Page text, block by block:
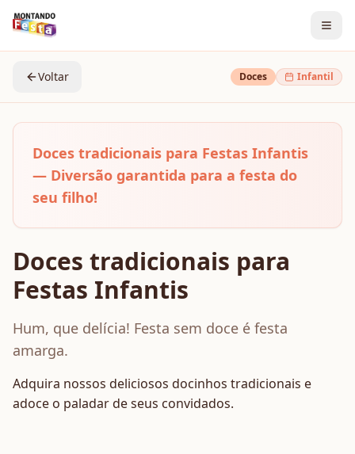
Voltar Doces Infantil
Doces tradicionais para Festas Infantis
— Diversão garantida para a festa do
seu filho!
Doces tradicionais para
Festas Infantis
Hum, que delícia! Festa sem doce é festa
amarga.
Adquira nossos deliciosos docinhos tradicionais e
adoce o paladar de seus convidados.